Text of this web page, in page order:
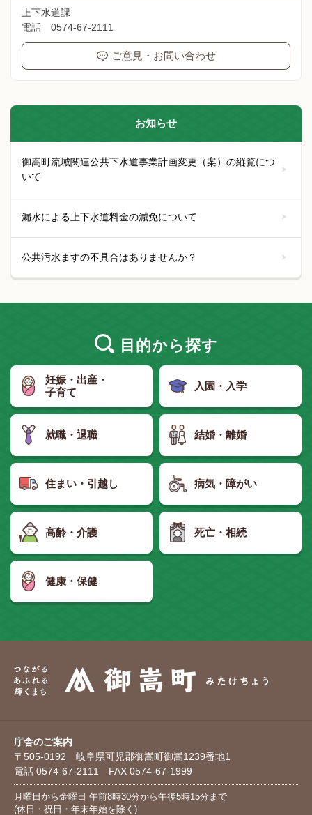
上下水道課
電話 0574-67-2111
ご意見・お問い合わせ
お知らせ
御嵩町流域関連公共下水道事業計画変更（案）の縦覧につ
いて
漏水による上下水道料金の減免について
公共汚水ますの不具合はありませんか？
目的から探す
妊娠・出産・
子育て
入園・入学
就職・退職 結婚・離婚
住まい・引越し 病気・障がい
高齢・介護 死亡・相続
健康・保健
庁舎のご案内
〒505-0192 岐阜県可児郡御嵩町御嵩1239番地1
電話 0574-67-2111 FAX 0574-67-1999
月曜日から金曜日 午前8時30分から午後5時15分まで
(休日・祝日・年末年始を除く)